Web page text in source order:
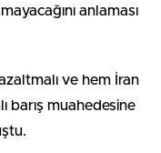
anlaması
azaltmalı ve hem İran
barış muahedesine